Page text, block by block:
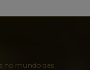
no mundo das